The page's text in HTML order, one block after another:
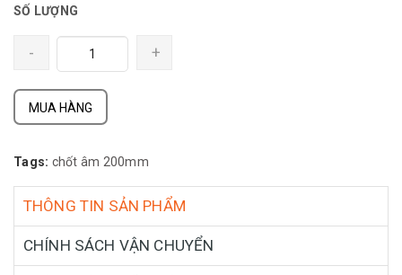
SỐ LƯỢNG
- +
MUA HÀNG
Tags: chốt âm 200mm
THÔNG TIN SẢN PHẨM
CHÍNH SÁCH VẬN CHUYỂN